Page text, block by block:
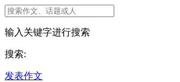
输入关键字进行搜索
搜索:
发表作文